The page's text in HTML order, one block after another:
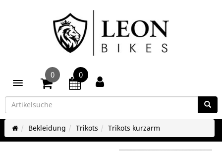
Toggle navigation
0 0
Bekleidung Trikots Trikots kurzarm